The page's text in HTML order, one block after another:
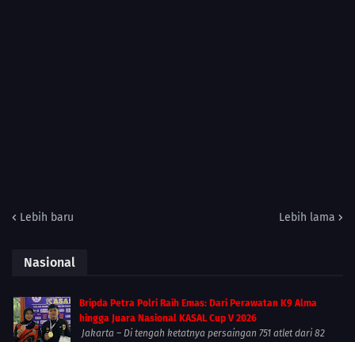
Lebih baru Lebih lama
Nasional
Bripda Petra Polri Raih Emas: Dari Perawatan K9 Alma
hingga Juara Nasional KASAL Cup V 2026
Jakarta – Di tengah ketatnya persaingan 751 atlet dari 82